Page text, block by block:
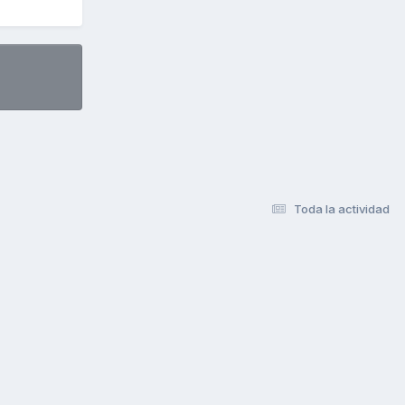
Toda la actividad